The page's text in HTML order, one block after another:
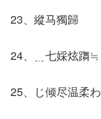
23、縱马獨歸
24、﹎七婇炫躌≒
25、じ倾尽温柔わ